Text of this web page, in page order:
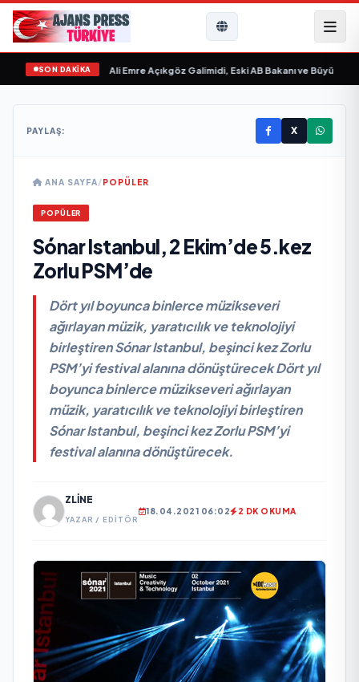
SON DAKİKA
“ yayımlandı• Ali Emre Açıkgöz Galimidi, Eski AB Bakanı ve Büyükelçi
PAYLAŞ: X
ANA SAYFA/POPÜLER
POPÜLER
Sónar Istanbul, 2 Ekim’de 5.kez
Zorlu PSM’de
Dört yıl boyunca binlerce müzikseveri
ağırlayan müzik, yaratıcılık ve teknolojiyi
birleştiren Sónar Istanbul, beşinci kez Zorlu
PSM’yi festival alanına dönüştürecek Dört yıl
boyunca binlerce müzikseveri ağırlayan
müzik, yaratıcılık ve teknolojiyi birleştiren
Sónar Istanbul, beşinci kez Zorlu PSM’yi
festival alanına dönüştürecek.
ZLINE
YAZAR / EDITÖR
18.04.2021 06:02 2 DK OKUMA